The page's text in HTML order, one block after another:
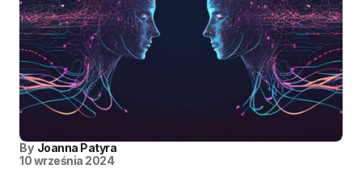
By Joanna Patyra
10 września 2024